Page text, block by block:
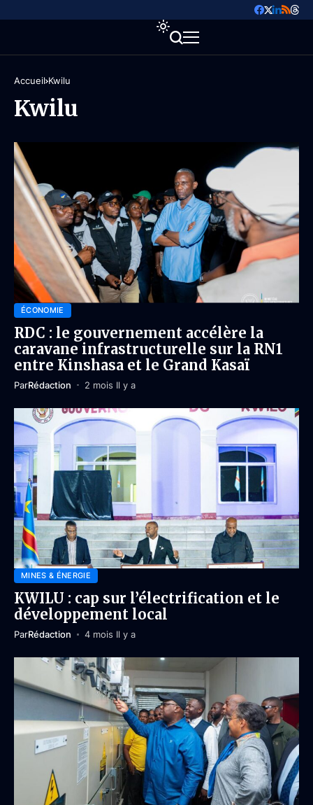
Accueil Kwilu
Kwilu
ÉCONOMIE
RDC : le gouvernement accélère la
caravane infrastructurelle sur la RN1
entre Kinshasa et le Grand Kasaï
ParRédaction 2 mois Il y a
MINES & ÉNERGIE
KWILU : cap sur l’électrification et le
développement local
ParRédaction 4 mois Il y a